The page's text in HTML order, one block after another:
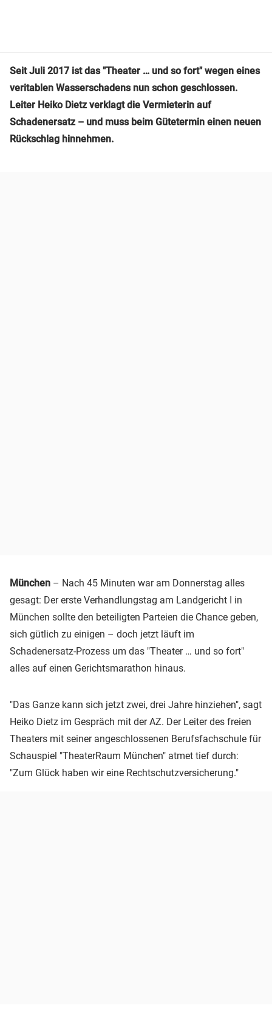
Seit Juli 2017 ist das "Theater … und so fort" wegen eines
veritablen Wasserschadens nun schon geschlossen.
Leiter Heiko Dietz verklagt die Vermieterin auf
Schadenersatz – und muss beim Gütetermin einen neuen
Rückschlag hinnehmen.
München – Nach 45 Minuten war am Donnerstag alles
gesagt: Der erste Verhandlungstag am Landgericht I in
München sollte den beteiligten Parteien die Chance geben,
sich gütlich zu einigen – doch jetzt läuft im
Schadenersatz-Prozess um das "Theater … und so fort"
alles auf einen Gerichtsmarathon hinaus.
"Das Ganze kann sich jetzt zwei, drei Jahre hinziehen", sagt
Heiko Dietz im Gespräch mit der AZ. Der Leiter des freien
Theaters mit seiner angeschlossenen Berufsfachschule für
Schauspiel "TheaterRaum München" atmet tief durch:
"Zum Glück haben wir eine Rechtschutzversicherung."